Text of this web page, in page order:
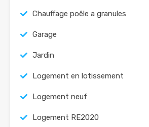
Chauffage poêle a granules
Garage
Jardin
Logement en lotissement
Logement neuf
Logement RE2020